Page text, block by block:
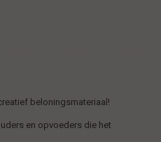
beloningsmateriaal!
en opvoeders die het